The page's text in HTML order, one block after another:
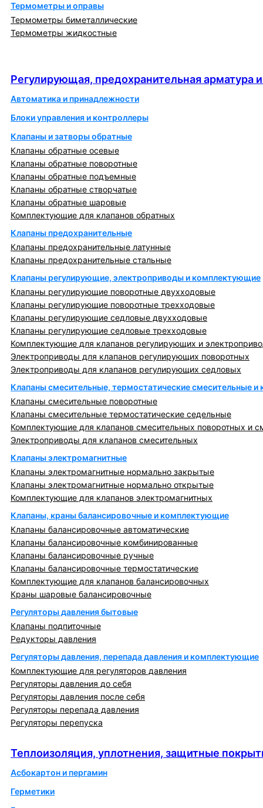
Термометры и оправы
Термометры биметаллические
Термометры жидкостные
Регулирующая, предохранительная арматура
Автоматика и принадлежности
Блоки управления и контроллеры
Клапаны и затворы обратные
Клапаны обратные осевые
Клапаны обратные поворотные
Клапаны обратные подъемные
Клапаны обратные створчатые
Клапаны обратные шаровые
Комплектующие для клапанов обратных
Клапаны предохранительные
Клапаны предохранительные латунные
Клапаны предохранительные стальные
Клапаны регулирующие, электроприводы и комплектующие
Клапаны регулирующие поворотные двухходовые
Клапаны регулирующие поворотные трехходовые
Клапаны регулирующие седловые двухходовые
Клапаны регулирующие седловые трехходовые
Комплектующие для клапанов регулирующих и
Электроприводы для клапанов регулирующих поворотных
Электроприводы для клапанов регулирующих седловых
Клапаны смесительные, термостатические смесительные
Клапаны смесительные поворотные
Клапаны смесительные термостатические седельные
Комплектующие для клапанов смесительных поворотных и
Электроприводы для клапанов смесительных
Клапаны электромагнитные
Клапаны электромагнитные нормально закрытые
Клапаны электромагнитные нормально открытые
Комплектующие для клапанов электромагнитных
Клапаны, краны балансировочные и комплектующие
Клапаны балансировочные автоматические
Клапаны балансировочные комбинированные
Клапаны балансировочные ручные
Клапаны балансировочные термостатические
Комплектующие для клапанов балансировочных
Краны шаровые балансировочные
Регуляторы давления бытовые
Клапаны подпиточные
Редукторы давления
Регуляторы давления, перепада давления и комплектующие
Комплектующие для регуляторов давления
Регуляторы давления до себя
Регуляторы давления после себя
Регуляторы перепада давления
Регуляторы перепуска
Теплоизоляция, уплотнения, защитные
Асбокартон и пергамин
Герметики